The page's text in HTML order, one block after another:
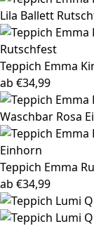
Teppich Emma
ab €34,99
Teppich Emma
ab €34,99